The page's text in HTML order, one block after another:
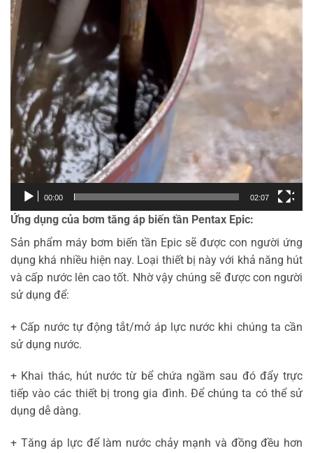
00:00 02:07
Ứng dụng của bơm tăng áp biến tần Pentax Epic:
Sản phẩm máy bơm biến tần Epic sẽ được con người ứng
dụng khá nhiều hiện nay. Loại thiết bị này với khả năng hút
và cấp nước lên cao tốt. Nhờ vậy chúng sẽ được con người
sử dụng để:
+ Cấp nước tự động tắt/mở áp lực nước khi chúng ta cần
sử dụng nước.
+ Khai thác, hút nước từ bể chứa ngầm sau đó đẩy trực
tiếp vào các thiết bị trong gia đình. Để chúng ta có thể sử
dụng dễ dàng.
+ Tăng áp lực để làm nước chảy mạnh và đồng đều hơn